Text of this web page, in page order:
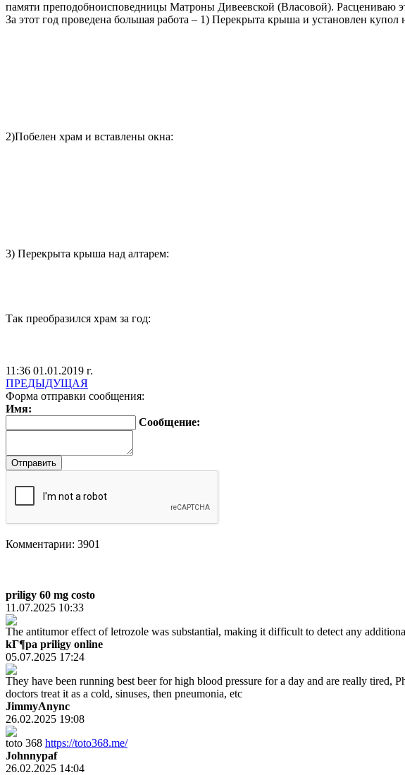
памяти преподобноисповедницы Матроны Дивеевской (Власовой). Расцениваю
За этот год проведена большая работа – 1) Перекрыта крыша и установлен купол
2)Побелен храм и вставлены окна:
3) Перекрыта крыша над алтарем:
Так преобразился храм за год:
11:36 01.01.2019 г.
ПРЕДЫДУЩАЯ
Форма отправки сообщения:
Имя:
Сообщение:
Комментарии: 3901
priligy 60 mg costo
11.07.2025 10:33
The antitumor effect of letrozole was substantial, making it difficult to detect any
kГ¶pa priligy online
05.07.2025 17:24
They have been running best beer for high blood pressure for a day and are really
doctors treat it as a cold, sinuses, then pneumonia, etc
JimmyAnync
26.02.2025 19:08
toto 368 https://toto368.me/
Johnnypaf
26.02.2025 14:04